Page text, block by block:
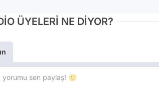
ÜYELERİ NE DİYOR?